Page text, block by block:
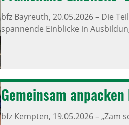
bfz Bayreuth, 20.05.2026–Die
spannende Einblicke in
Gemeinsam
bfz Kempten, 19.05.2026–„Zam